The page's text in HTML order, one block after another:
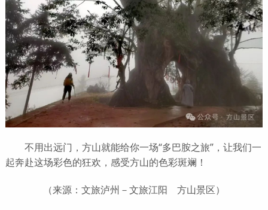
不用出远门，方山就能给你一场“多巴胺之旅”，让我们一
起奔赴这场彩色的狂欢，感受方山的色彩斑斓！
（来源：文旅泸州－文旅江阳 方山景区）